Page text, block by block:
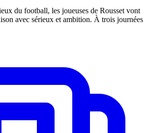
du football, les joueuses de Rousset vont
avec sérieux et ambition. À trois journées